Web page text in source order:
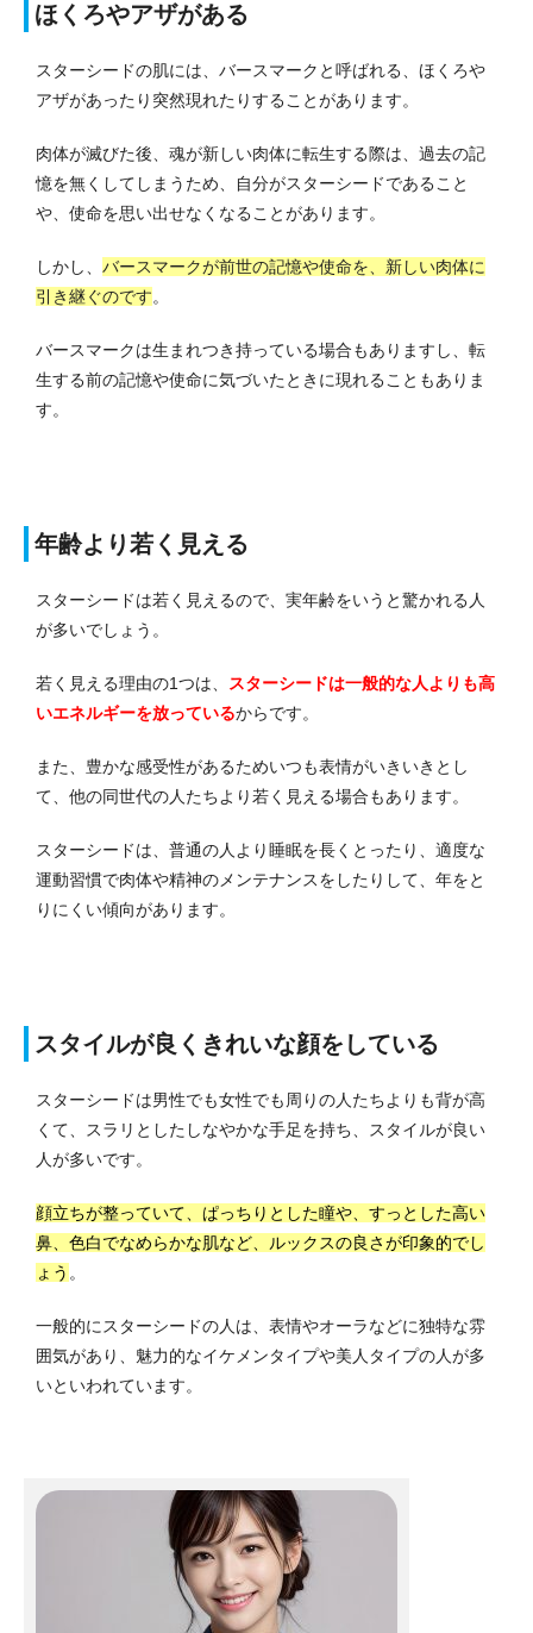
ほくろやアザがある
スターシードの肌には、バースマークと呼ばれる、ほくろや
アザがあったり突然現れたりすることがあります。
肉体が滅びた後、魂が新しい肉体に転生する際は、過去の記
憶を無くしてしまうため、自分がスターシードであること
や、使命を思い出せなくなることがあります。
しかし、 バースマークが前世の記憶や使命を、新しい肉体に
引き継ぐのです。
バースマークは生まれつき持っている場合もありますし、転
生する前の記憶や使命に気づいたときに現れることもありま
す。
年齢より若く見える
スターシードは若く見えるので、実年齢をいうと驚かれる人
が多いでしょう。
若く見える理由の1つは、 スターシードは一般的な人よりも高
いエネルギーを放っているからです。
また、豊かな感受性があるためいつも表情がいきいきとし
て、他の同世代の人たちより若く見える場合もあります。
スターシードは、普通の人より睡眠を長くとったり、適度な
運動習慣で肉体や精神のメンテナンスをしたりして、年をと
りにくい傾向があります。
スタイルが良くきれいな顔をしている
スターシードは男性でも女性でも周りの人たちよりも背が高
くて、スラリとしたしなやかな手足を持ち、スタイルが良い
人が多いです。
顔立ちが整っていて、ぱっちりとした瞳や、すっとした高い
鼻、色白でなめらかな肌など、ルックスの良さが印象的でし
ょう 。
一般的にスターシードの人は、表情やオーラなどに独特な雰
囲気があり、魅力的なイケメンタイプや美人タイプの人が多
いといわれています。